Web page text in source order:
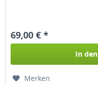
69,00 € *
In den
Merken